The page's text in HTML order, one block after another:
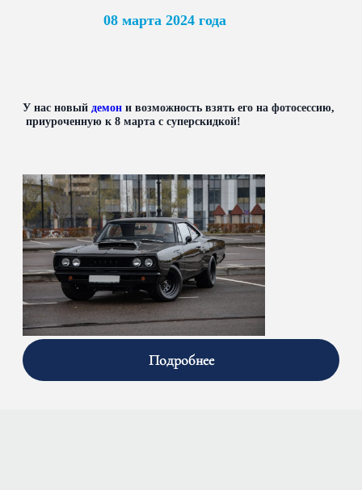
08 марта 2024 года
У нас новый демон и возможность взять его на фотосессию,
приуроченную к 8 марта с суперскидкой!
Подробнее